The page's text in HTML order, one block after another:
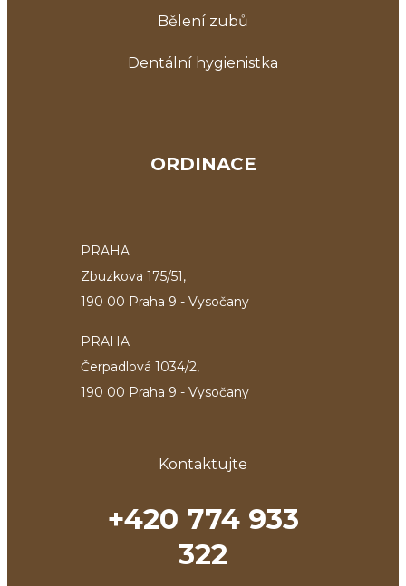
Bělení zubů
Dentální hygienistka
ORDINACE
PRAHA
Zbuzkova 175/51,
190 00 Praha 9 - Vysočany
PRAHA
Čerpadlová 1034/2,
190 00 Praha 9 - Vysočany
Kontaktujte
+420 774 933
322